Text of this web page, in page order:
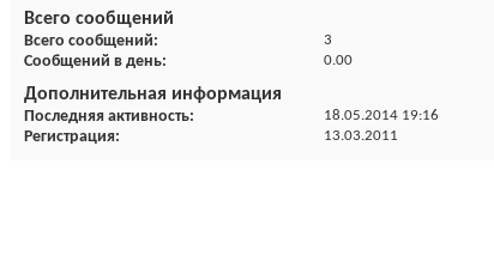
Всего сообщений
Всего сообщений 3
Сообщений в день 0.00
Дополнительная информация
Последняя активность 18.05.2014 19:16
Регистрация 13.03.2011